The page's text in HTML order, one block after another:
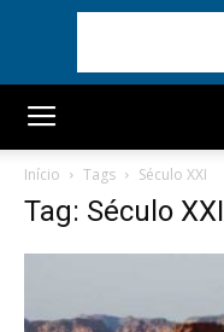
Início Tags Século XXI
Tag: Século XXI